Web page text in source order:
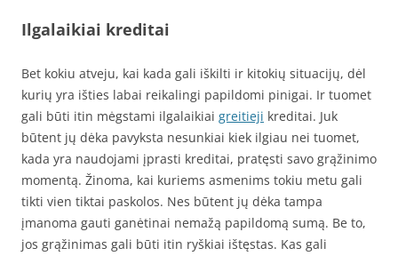
Ilgalaikiai kreditai
Bet kokiu atveju, kai kada gali iškilti ir kitokių situacijų, dėl
kurių yra išties labai reikalingi papildomi pinigai. Ir tuomet
gali būti itin mėgstami ilgalaikiai greitieji kreditai. Juk
būtent jų dėka pavyksta nesunkiai kiek ilgiau nei tuomet,
kada yra naudojami įprasti kreditai, pratęsti savo grąžinimo
momentą. Žinoma, kai kuriems asmenims tokiu metu gali
tikti vien tiktai paskolos. Nes būtent jų dėka tampa
įmanoma gauti ganėtinai nemažą papildomą sumą. Be to,
jos grąžinimas gali būti itin ryškiai ištęstas. Kas gali